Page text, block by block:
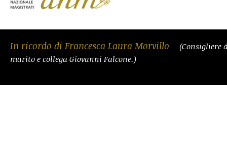
In ricordo di Francesca Laura Morvillo
(Consigliere
marito e collega Giovanni Falcone.)